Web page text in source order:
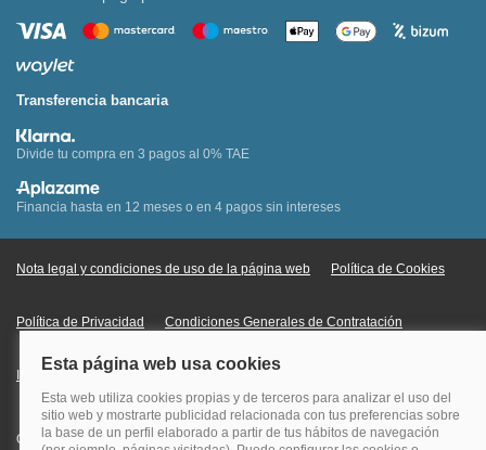
Transferencia bancaria
Divide tu compra en 3 pagos al 0% TAE
Financia hasta en 12 meses o en 4 pagos sin intereses
Nota legal y condiciones de uso de la página web Política de Cookies
Política de Privacidad Condiciones Generales de Contratación
Información Legal sobre Mercados en Línea
Quehoteles.com - Especialistas en hoteles © Copyright Veturis Travel S.A.